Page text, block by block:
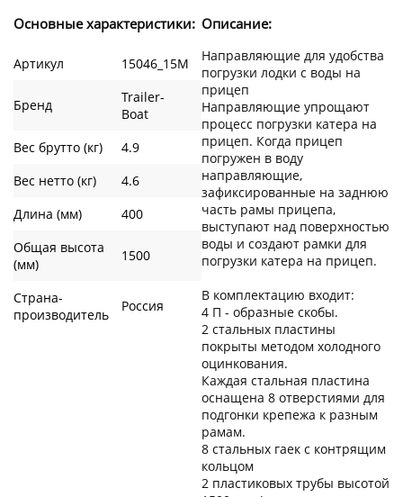
Основные характеристики:
Артикул 15046_15M
Бренд
Trailer-
Boat
Вес брутто (кг)
4.9
Вес нетто (кг)
4.6
Длина (мм)
400
Общая высота
(мм)
1500
Страна-
производитель
Россия
Описание:
Направляющие для удобства
погрузки лодки с воды на
прицеп
Направляющие упрощают
процесс погрузки катера на
прицеп. Когда прицеп
погружен в воду
направляющие,
зафиксированные на заднюю
часть рамы прицепа,
выступают над поверхностью
воды и создают рамки для
погрузки катера на прицеп.
В комплектацию входит:
4 П - образные скобы.
2 стальных пластины
покрыты методом холодного
оцинкования.
Каждая стальная пластина
оснащена 8 отверстиями для
подгонки крепежа к разным
рамам.
8 стальных гаек с контрящим
кольцом
2 пластиковых трубы высотой